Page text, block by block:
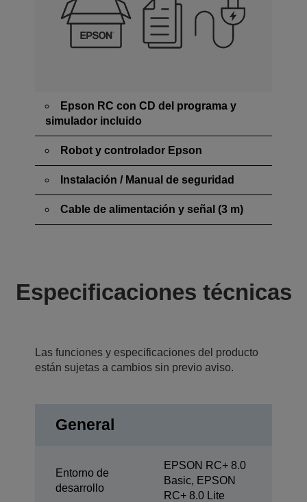
Epson RC con CD del programa y
simulador incluido
Robot y controlador Epson
Instalación / Manual de seguridad
Cable de alimentación y señal (3 m)
Especificaciones técnicas
Las funciones y especificaciones del producto
están sujetas a cambios sin previo aviso.
General
Entorno de
desarrollo
EPSON RC+ 8.0
Basic, EPSON
RC+ 8.0 Lite